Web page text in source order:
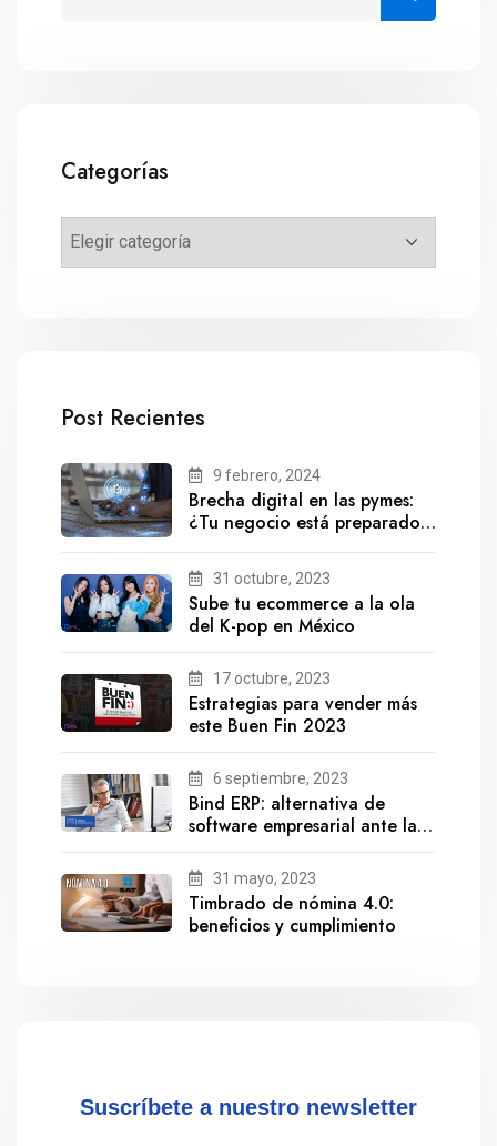
Categorías
Post Recientes
9 febrero, 2024
Brecha digital en las pymes:
¿Tu negocio está preparado
31 octubre, 2023
Sube tu ecommerce a la ola
del K-pop en México
17 octubre, 2023
Estrategias para vender más
este Buen Fin 2023
6 septiembre, 2023
Bind ERP: alternativa de
software empresarial ante la
31 mayo, 2023
Timbrado de nómina 4.0:
beneficios y cumplimiento
Suscríbete a nuestro newsletter